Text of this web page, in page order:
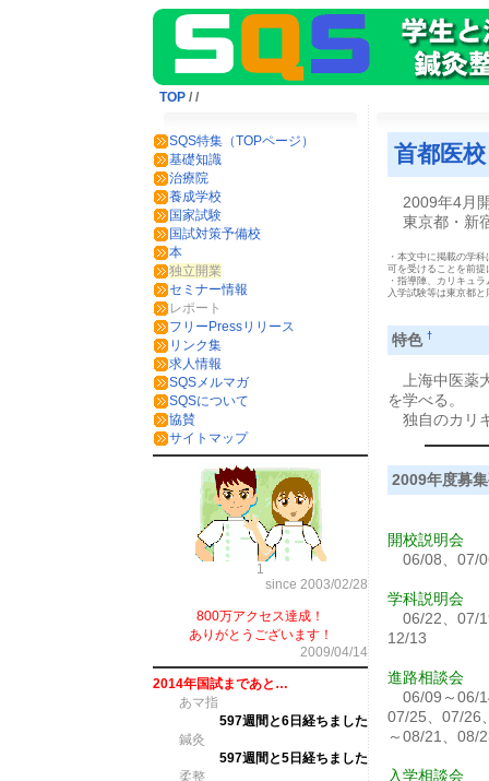
TOP / /
SQS特集（TOPページ）
基礎知識
治療院
養成学校
国家試験
国試対策予備校
本
独立開業
セミナー情報
レポート
フリーPressリリース
リンク集
求人情報
SQSメルマガ
SQSについて
協賛
サイトマップ
1
since 2003/02/28
800万アクセス達成！
ありがとうございます！
2009/04/14
2014年国試まであと…
あマ指
597週間と6日経ちました
鍼灸
597週間と5日経ちました
柔整
首都医校
2009年4月
東京都・新
・本文中に掲載の学
可を受けることを前
・指導陣、カリキュ
入学試験等は東京都
特色 †
上海中医薬
を学べる。
独自のカリ
2009年度募
開校説明会
06/08、07/
学科説明会
06/22、07/
12/13
進路相談会
06/09～06/
07/25、07/26
～08/21、08/
入学相談会